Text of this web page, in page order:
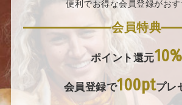
便利でお得な会員登録がおす
会員特典
ポイント還元10%
会員登録で100ptプレ